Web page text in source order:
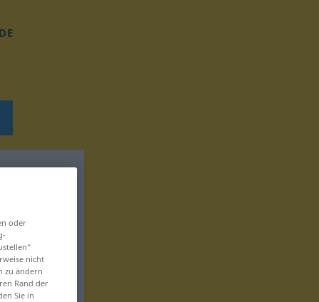
DE
oder
nicht
zu ändern
Rand der
Sie in